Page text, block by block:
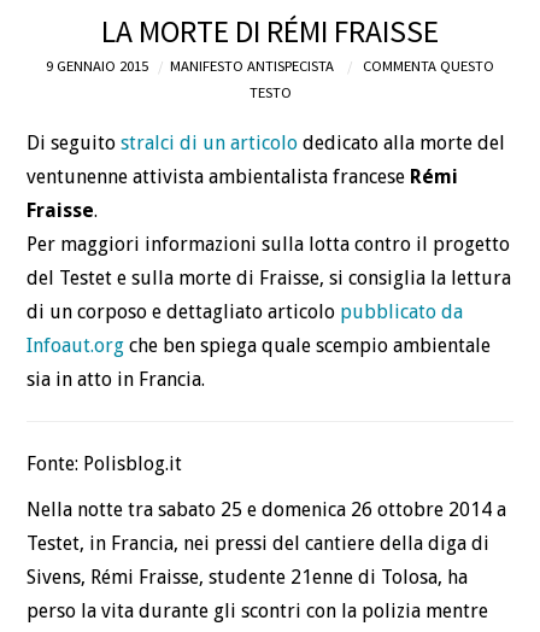
IL LIBRO
DEFINIZIONI
CHI
CONTATTI
LA MORTE DI RÉMI FRAISSE
9 GENNAIO 2015 MANIFESTO ANTISPECISTA
COMMENTA QUESTO
TESTO
Di seguitostralci di un articolo dedicato alla morte del
ventunenne attivista ambientalista francese Rémi
Fraisse.
Per maggiori informazioni sulla lotta contro il progetto
del Testet e sulla morte di Fraisse, si consiglia la lettura
di un corposo e dettagliato articolo pubblicato da
Infoaut.org che ben spiega quale scempio ambientale
sia in atto in Francia.
Fonte: Polisblog.it
Nella notte tra sabato 25 e domenica 26 ottobre 2014 a
Testet, in Francia, nei pressi del cantiere della diga di
Sivens, Rémi Fraisse, studente 21enne di Tolosa, ha
perso la vita durante gli scontri con la polizia mentre